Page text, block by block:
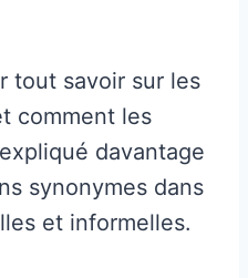
tout savoir sur les
comment les
davantage
synonymes dans
et informelles.